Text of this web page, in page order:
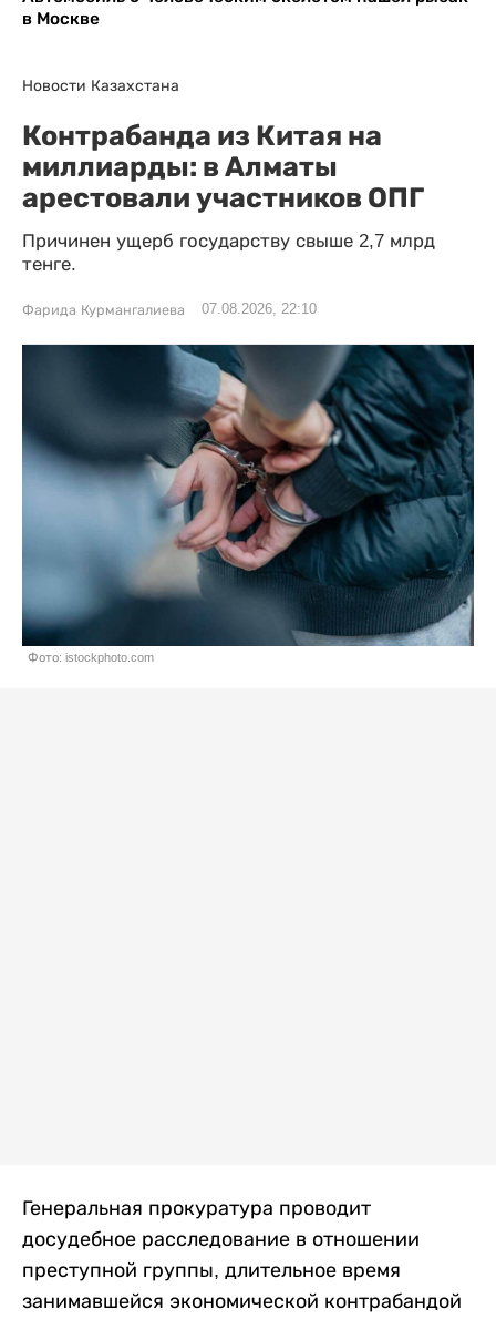
в Москве
Новости Казахстана
Контрабанда из Китая на
миллиарды: в Алматы
арестовали участников ОПГ
Причинен ущерб государству свыше 2,7 млрд
тенге.
Фарида Курмангалиева 07.08.2026, 22:10
Фото: istockphoto.com
Генеральная прокуратура проводит
досудебное расследование в отношении
преступной группы, длительное время
занимавшейся экономической контрабандой